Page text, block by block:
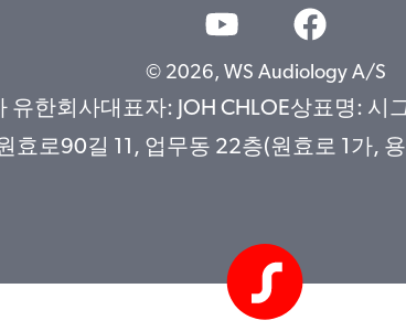
© 2026, WS Audiology A/S
한회사대표자: JOH CHLOE상표명:
효로90길 11, 업무동 22층(원효로 1가,